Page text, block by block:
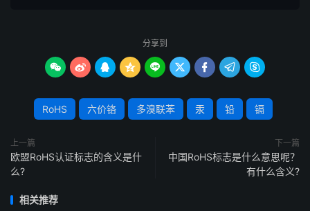
分享到
        
RoHS 六价铬 多溴联苯 汞 铅 镉
上一篇
欧盟RoHS认证标志的含义是什
么?
下一篇
中国RoHS标志是什么意思呢？
有什么含义?
相关推荐